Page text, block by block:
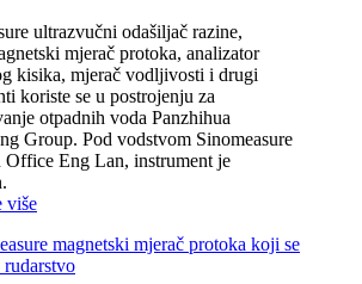
ultrazvučni odašiljač razine,
mjerač protoka, analizator
kisika, mjerač vodljivosti i drugi
koriste se u postrojenju za
otpadnih voda Panzhihua
Group. Pod vodstvom Sinomeasure
Office Eng Lan, instrument je
više